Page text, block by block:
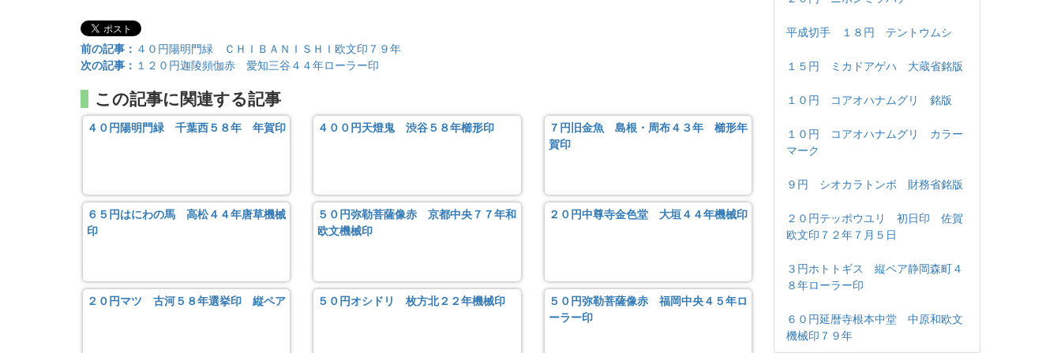
前の記事： ４０円陽明門緑 ＣＨＩＢＡＮＩＳＨＩ欧文印７９年
次の記事： １２０円迦陵頻伽赤 愛知三谷４４年ローラー印
この記事に関連する記事
４０円陽明門緑 千葉西５８年 年賀印 ４００円天燈鬼 渋谷５８年櫛形印
７円旧金魚 島根・周布４３年 櫛形年
賀印
６５円はにわの馬 高松４４年唐草機械
印
５０円弥勒菩薩像赤 京都中央７７年和
欧文機械印
２０円中尊寺金色堂 大垣４４年機械印
２０円マツ 古河５８年選挙印 縦ペア ５０円オシドリ 枚方北２２年機械印
５０円弥勒菩薩像赤 福岡中央４５年ロ
ーラー印
平成切手 １８円 テントウムシ
１５円 ミカドアゲハ 大蔵省銘版
１０円 コアオハナムグリ 銘版
１０円 コアオハナムグリ カラー
マーク
９円 シオカラトンボ 財務省銘版
２０円テッポウユリ 初日印 佐賀
欧文印７２年７月５日
３円ホトトギス 縦ペア静岡森町４
８年ローラー印
６０円延暦寺根本中堂 中原和欧文
機械印７９年